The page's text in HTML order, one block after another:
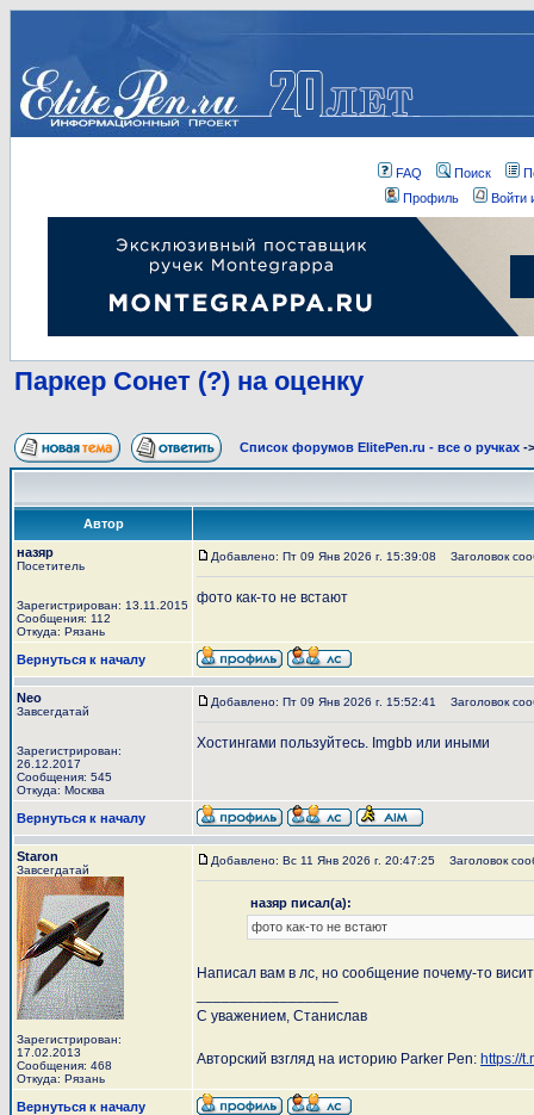
FAQ Поиск
Профиль
Войти
Паркер Сонет (?) на оценку
Список форумов ElitePen.ru - все о ручках -
Автор
назяр
Посетитель
Зарегистрирован: 13.11.2015
Сообщения: 112
Откуда: Рязань
Добавлено: Пт 09 Янв 2026 г. 15:39:08 Заголовок
фото как-то не встают
Вернуться к началу
Neo
Завсегдатай
Зарегистрирован:
26.12.2017
Сообщения: 545
Откуда: Москва
Добавлено: Пт 09 Янв 2026 г. 15:52:41 Заголовок
Хостингами пользуйтесь. Imgbb или иными
Вернуться к началу
Staron
Завсегдатай
Зарегистрирован:
17.02.2013
Сообщения: 468
Откуда: Рязань
Добавлено: Вс 11 Янв 2026 г. 20:47:25 Заголовок
назяр писал(а):
фото как-то не встают
Написал вам в лс, но сообщение почему-то
С уважением, Станислав
Авторский взгляд на историю Parker Pen: https://
Вернуться к началу